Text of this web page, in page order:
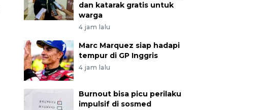
dan katarak gratis untuk
warga
4 jam lalu
Marc Marquez siap hadapi
tempur di GP Inggris
4 jam lalu
Burnout bisa picu perilaku
impulsif di sosmed